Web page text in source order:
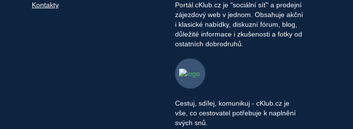
Kontakty
Portál cKlub.cz je "sociální síť" a prodejní
zájezdový web v jednom. Obsahuje akční
i klasické nabídky, diskuzní fórum, blog,
důležité informace i zkušenosti a fotky od
ostatních dobrodruhů.
Cestuj, sdílej, komunikuj - cKlub.cz je
vše, co cestovatel potřebuje k naplnění
svých snů.